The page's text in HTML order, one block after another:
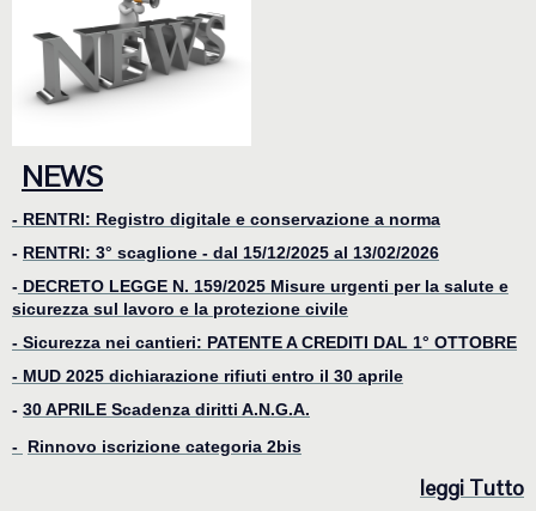
NEWS
- RENTRI: Registro digitale e conservazione a norma
- RENTRI: 3° scaglione - dal 15/12/2025 al 13/02/2026
- DECRETO LEGGE N. 159/2025 Misure urgenti per la salute e
sicurezza sul lavoro e la protezione civile
- Sicurezza nei cantieri: PATENTE A CREDITI DAL 1° OTTOBRE
- MUD 2025 dichiarazione rifiuti entro il 30 aprile
- 30 APRILE Scadenza diritti A.N.G.A.
- Rinnovo iscrizione categoria 2bis
leggi Tutto